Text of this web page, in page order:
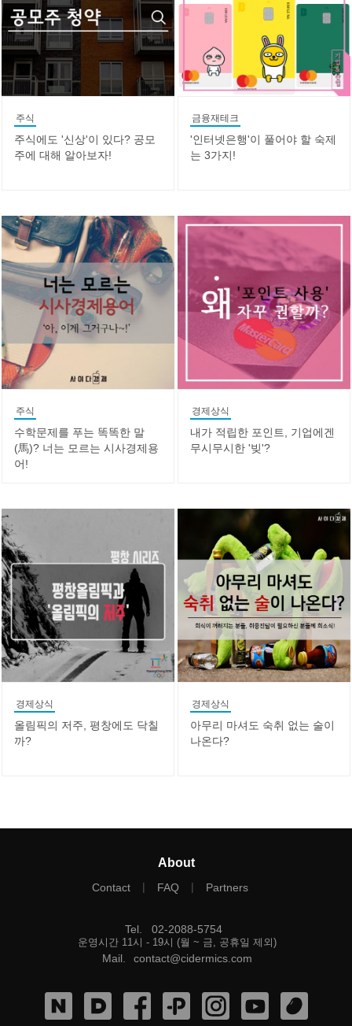
주식
주식에도 '신상'이 있다? 공모
주에 대해 알아보자!
금융재테크
'인터넷은행'이 풀어야 할 숙제
는 3가지!
주식
수학문제를 푸는 똑똑한 말
(馬)? 너는 모르는 시사경제용
어!
경제상식
내가 적립한 포인트, 기업에겐
무시무시한 '빚'?
경제상식
올림픽의 저주, 평창에도 닥칠
까?
경제상식
아무리 마셔도 숙취 없는 술이
나온다?
About
Contact | FAQ | Partners
Tel 02-2088-5754
운영시간 11시 - 19시 (월 ~ 금, 공휴일 제외)
Mail contact@cidermics.com